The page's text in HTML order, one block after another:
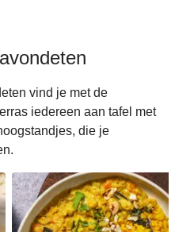
vind je met de
iedereen aan tafel met
die je